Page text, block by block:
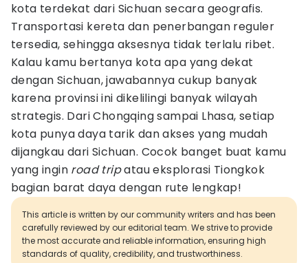
kota terdekat dari Sichuan secara geografis.
Transportasi kereta dan penerbangan reguler
tersedia, sehingga aksesnya tidak terlalu ribet.
Kalau kamu bertanya kota apa yang dekat
dengan Sichuan, jawabannya cukup banyak
karena provinsi ini dikelilingi banyak wilayah
strategis. Dari Chongqing sampai Lhasa, setiap
kota punya daya tarik dan akses yang mudah
dijangkau dari Sichuan. Cocok banget buat kamu
yang ingin road tripatau eksplorasi Tiongkok
bagian barat daya dengan rute lengkap!
This article is written by our community writers and has been
carefully reviewed by our editorial team. We strive to provide
the most accurate and reliable information, ensuring high
standards of quality, credibility, and trustworthiness.